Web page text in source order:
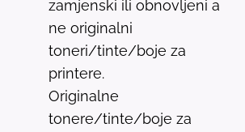
zamjenski ili obnovljeni a
ne originalni
toneri/tinte/boje za
printere.
Originalne
tonere/tinte/boje za